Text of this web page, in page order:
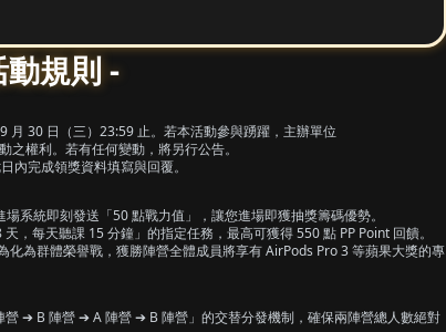
動規則 -
30 日（三）23:59 止。若本活動參與踴躍，主辦單位
之權利。若有任何變動，將另行公告。
內完成領獎資料填寫與回覆。
系統即刻發送「50 點戰力值」，讓您進場即獲抽獎籌碼優勢。
，每天聽課 15 分鐘」的指定任務，最高可獲得 550 點 PP Point 回饋。
化為群體榮譽戰，獲勝陣營全體成員將享有 AirPods Pro 3 等蘋果大獎的專
營 ➔ B 陣營 ➔ A 陣營 ➔ B 陣營」的交替分發機制，確保兩陣營總人數絕對